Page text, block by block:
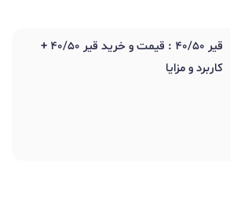
قیر 40/50 : قیمت و خرید قیر 40/50 +
کاربرد و مزایا